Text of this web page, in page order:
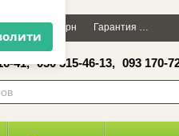
×
Дарим 100 грн Гарантия
41, 050 515-46-13, 093 170-